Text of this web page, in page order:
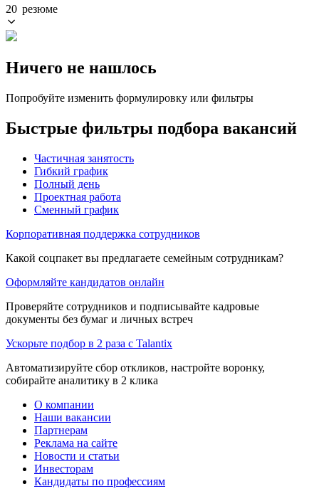
20 резюме
Ничего не нашлось
Попробуйте изменить формулировку или фильтры
Быстрые фильтры подбора вакансий
Частичная занятость
Гибкий график
Полный день
Проектная работа
Сменный график
Корпоративная поддержка сотрудников
Какой соцпакет вы предлагаете семейным сотрудникам?
Оформляйте кандидатов онлайн
Проверяйте сотрудников и подписывайте кадровые
документы без бумаг и личных встреч
Ускорьте подбор в 2 раза с Talantix
Автоматизируйте сбор откликов, настройте воронку,
собирайте аналитику в 2 клика
О компании
Наши вакансии
Партнерам
Реклама на сайте
Новости и статьи
Инвесторам
Кандидаты по профессиям